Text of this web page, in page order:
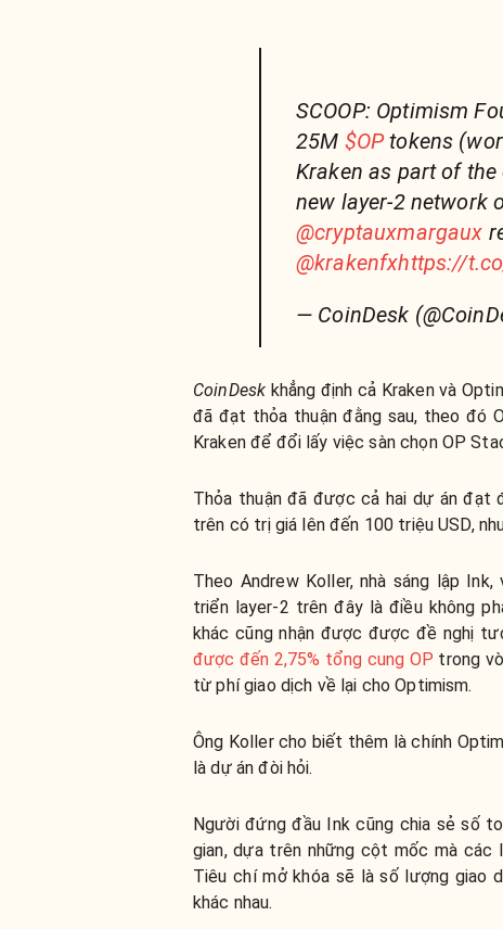
SCOOP: Optimism
25M $OPtokens
Kraken as part of
new layer-2 network
@cryptauxmargaux
@krakenfxhttps://
— CoinDesk
CoinDesk khẳng định cả Kraken và
đã đạt thỏa thuận đằng sau, theo đó
Kraken để đổi lấy việc sàn chọn OP
Thỏa thuận đã được cả hai dự án đạt
trên có trị giá lên đến 100 triệu USD,
Theo Andrew Koller, nhà sáng lập
triển layer-2 trên đây là điều không
khác cũng nhận được được đề nghị
được đến 2,75% tổng cung OP trong
từ phí giao dịch về lại cho Optimism.
Ông Koller cho biết thêm là chính
là dự án đòi hỏi.
Người đứng đầu Ink cũng chia sẻ số
gian, dựa trên những cột mốc mà các
Tiêu chí mở khóa sẽ là số lượng giao
khác nhau.